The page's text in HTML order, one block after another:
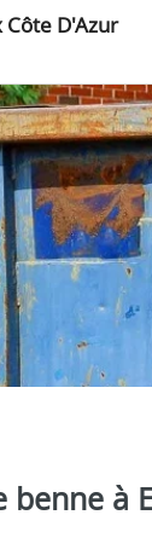
Côte D'Azur
benne à